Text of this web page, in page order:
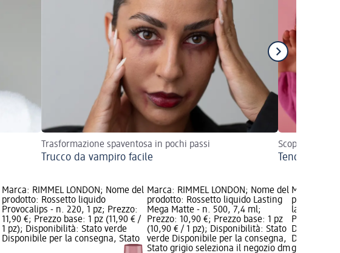
Trasformazione spaventosa in pochi passi
Trucco da vampiro facile
Scopri i must-
Tendenze
Marca: RIMMEL LONDON; Nome del
prodotto: Rossetto liquido
Provocalips - n. 220, 1 pz; Prezzo:
11,90 €; Prezzo base: 1 pz (11,90 € /
1 pz); Disponibilità: Stato verde
Disponibile per la consegna, Stato
Marca: RIMMEL LONDON; Nome del
prodotto: Rossetto liquido Lasting
Mega Matte - n. 500, 7,4 ml;
Prezzo: 10,90 €; Prezzo base: 1 pz
(10,90 € / 1 pz); Disponibilità: Stato
verde Disponibile per la consegna,
Stato grigio seleziona il negozio dm
Marca:
prodotto:
latex - n.
Prezzo
Disponibile
grigio